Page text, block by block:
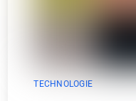
TECHNOLOGIE